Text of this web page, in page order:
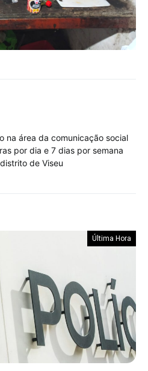
na área da comunicação social
por dia e 7 dias por semana
de Viseu
Última Hora